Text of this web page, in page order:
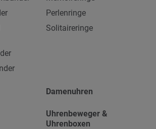
Perlenringe
Solitaireringe
Damenuhren
Uhrenbeweger &
Uhrenboxen